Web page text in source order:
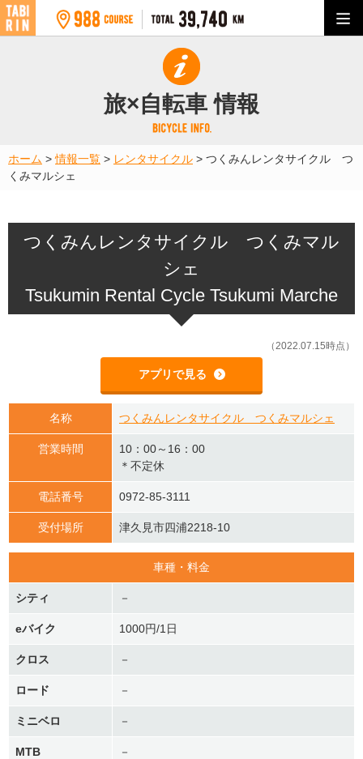
旅×自転車 情報
ホーム >情報一覧 > レンタサイクル > つくみんレンタサイクル つ
くみマルシェ
つくみんレンタサイクル つくみマル
シェ
Tsukumin Rental Cycle Tsukumi Marche
（2022.07.15時点）
アプリで見る
名称 つくみんレンタサイクル つくみマルシェ
営業時間
10：00～16：00
＊不定休
電話番号 0972-85-3111
受付場所 津久見市四浦2218-10
車種・料金
シティ －
eバイク 1000円/1日
クロス －
ロード －
ミニベロ －
MTB －